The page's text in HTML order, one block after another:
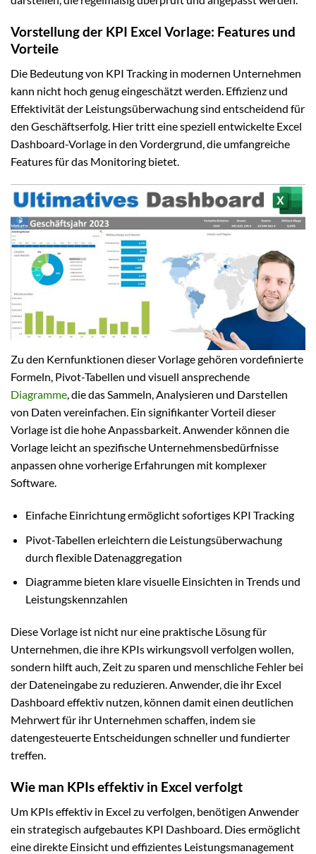
Vorstellung der KPI Excel Vorlage: Features und
Vorteile
Die Bedeutung von KPI Tracking in modernen Unternehmen
kann nicht hoch genug eingeschätzt werden. Effizienz und
Effektivität der Leistungsüberwachung sind entscheidend für
den Geschäftserfolg. Hier tritt eine speziell entwickelte Excel
Dashboard-Vorlage in den Vordergrund, die umfangreiche
Features für das Monitoring bietet.
Zu den Kernfunktionen dieser Vorlage gehören vordefinierte
Formeln, Pivot-Tabellen und visuell ansprechende
Diagramme, die das Sammeln, Analysieren und Darstellen
von Daten vereinfachen. Ein signifikanter Vorteil dieser
Vorlage ist die hohe Anpassbarkeit. Anwender können die
Vorlage leicht an spezifische Unternehmensbedürfnisse
anpassen ohne vorherige Erfahrungen mit komplexer
Software.
Einfache Einrichtung ermöglicht sofortiges KPI Tracking
Pivot-Tabellen erleichtern die Leistungsüberwachung
durch flexible Datenaggregation
Diagramme bieten klare visuelle Einsichten in Trends und
Leistungskennzahlen
Diese Vorlage ist nicht nur eine praktische Lösung für
Unternehmen, die ihre KPIs wirkungsvoll verfolgen wollen,
sondern hilft auch, Zeit zu sparen und menschliche Fehler bei
der Dateneingabe zu reduzieren. Anwender, die ihr Excel
Dashboard effektiv nutzen, können damit einen deutlichen
Mehrwert für ihr Unternehmen schaffen, indem sie
datengesteuerte Entscheidungen schneller und fundierter
treffen.
Wie man KPIs effektiv in Excel verfolgt
Um KPIs effektiv in Excel zu verfolgen, benötigen Anwender
ein strategisch aufgebautes KPI Dashboard. Dies ermöglicht
eine direkte Einsicht und effizientes Leistungsmanagement